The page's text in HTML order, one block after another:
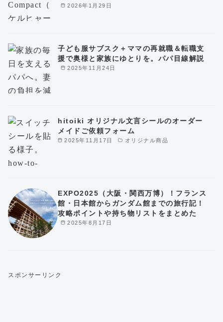
2026年1月29日
2025年11月24日
子ども服サブスク＋ママの再就職＆転職支
援で奥様と家族にゆとりを。パパ目線解説
2025年11月17日 オリジナル商品
hitoiki オリジナル文言シールのオーダー
メイドご依頼フォーム
2025年8月17日
EXPO2025（大阪・関西万博）！フランス
館・日本館からガンダム館までの旅行記！
攻略ポイントや持ち物リストをまとめた
スポンサーリンク